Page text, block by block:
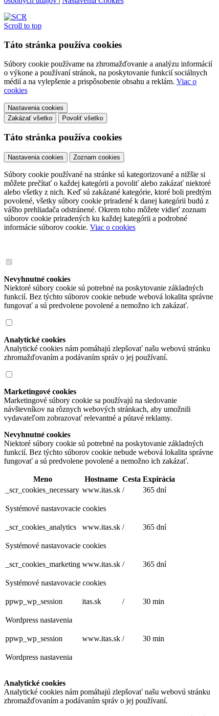
Scroll to top
Táto stránka používa cookies
Súbory cookie používame na zhromažďovanie a analýzu informácií
o výkone a používaní stránok, na poskytovanie funkcií sociálnych
médií a na vylepšenie a prispôsobenie obsahu a reklám. Viac o
cookies
Nastavenia cookies
Zakázať všetko
Povoliť všetko
Táto stránka používa cookies
Nastavenia cookies Zoznam cookies
Súbory cookie používané na stránke sú kategorizované a nižšie si
môžete prečítať o každej kategórii a povoliť alebo zakázať niektoré
alebo všetky z nich. Keď sú zakázané kategórie, ktoré boli predtým
povolené, všetky súbory cookie priradené k danej kategórii budú z
vášho prehliadača odstránené. Okrem toho môžete vidieť zoznam
súborov cookie priradených ku každej kategórii a podrobné
informácie súborov cookie. Viac o cookies
Nevyhnutné cookies
Niektoré súbory cookie sú potrebné na poskytovanie základných
funkcií. Bez týchto súborov cookie nebude webová lokalita správne
fungovať a sú predvolene povolené a nemožno ich zakázať.
Analytické cookies
Analytické cookies nám pomáhajú zlepšovať našu webovú stránku
zhromažďovaním a podávaním správ o jej používaní.
Marketingové cookies
Marketingové súbory cookie sa používajú na sledovanie
návštevníkov na rôznych webových stránkach, aby umožnili
vydavateľom zobrazovať relevantné a pútavé reklamy.
Nevyhnutné cookies
Niektoré súbory cookie sú potrebné na poskytovanie základných
funkcií. Bez týchto súborov cookie nebude webová lokalita správne
fungovať a sú predvolene povolené a nemožno ich zakázať.
Meno Hostname Cesta Expirácia
_scr_cookies_necessary www.itas.sk / 365 dní
Systémové nastavovacie cookies
_scr_cookies_analytics www.itas.sk / 365 dní
Systémové nastavovacie cookies
_scr_cookies_marketing www.itas.sk / 365 dní
Systémové nastavovacie cookies
ppwp_wp_session itas.sk / 30 min
Wordpress nastavenia
ppwp_wp_session www.itas.sk / 30 min
Wordpress nastavenia
Analytické cookies
Analytické cookies nám pomáhajú zlepšovať našu webovú stránku
zhromažďovaním a podávaním správ o jej používaní.